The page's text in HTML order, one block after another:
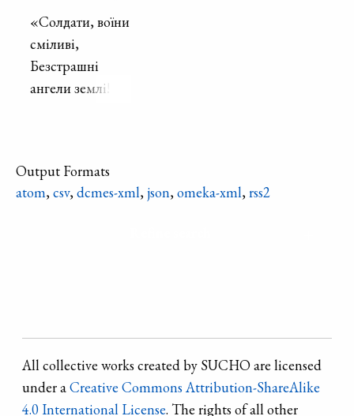
«Солдати, воїни
сміливі,
Безстрашні
ангели землі!
За мир і правду
на землі!»
Output Formats
atom, csv, dcmes-xml, json, omeka-xml, rss2
All collective works created by SUCHO are licensed
under aCreative Commons Attribution-ShareAlike
4.0 International License. The rights of all other